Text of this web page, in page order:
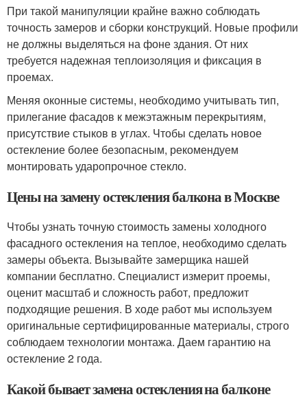
При такой манипуляции крайне важно соблюдать
точность замеров и сборки конструкций. Новые профили
не должны выделяться на фоне здания. От них
требуется надежная теплоизоляция и фиксация в
проемах.
Меняя оконные системы, необходимо учитывать тип,
прилегание фасадов к межэтажным перекрытиям,
присутствие стыков в углах. Чтобы сделать новое
остекление более безопасным, рекомендуем
монтировать ударопрочное стекло.
Цены на замену остекления балкона в Москве
Чтобы узнать точную стоимость замены холодного
фасадного остекления на теплое, необходимо сделать
замеры объекта. Вызывайте замерщика нашей
компании бесплатно. Специалист измерит проемы,
оценит масштаб и сложность работ, предложит
подходящие решения. В ходе работ мы используем
оригинальные сертифицированные материалы, строго
соблюдаем технологии монтажа. Даем гарантию на
остекление 2 года.
Какой бывает замена остекления на балконе